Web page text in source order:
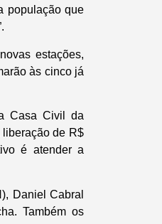
população que
estações,
às cinco já
Casa Civil da
de R$
é atender a
Daniel Cabral
Também os